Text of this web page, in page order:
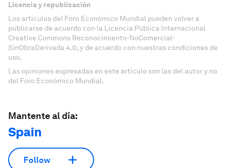
Licencia y republicación
Los artículos del Foro Económico Mundial pueden volver a
publicarse de acuerdo con la Licencia Pública Internacional
Creative Commons Reconocimiento-NoComercial-
SinObraDerivada 4.0, y de acuerdo con nuestras condiciones de
uso.
Las opiniones expresadas en este artículo son las del autor y no
del Foro Económico Mundial.
Mantente al día:
Spain
Follow